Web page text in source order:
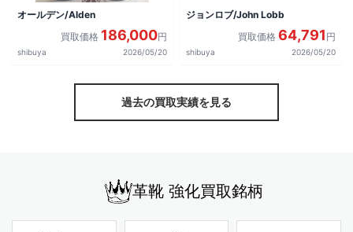
オールデン/Alden
買取価格 186,000円
shibuya 2026/05/20
ジョンロブ/John Lobb
買取価格 64,791 円
shibuya 2026/05/20
過去の買取実績を見る
革靴 強化買取銘柄